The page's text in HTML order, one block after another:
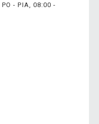
PO - PIA, 08:00 -